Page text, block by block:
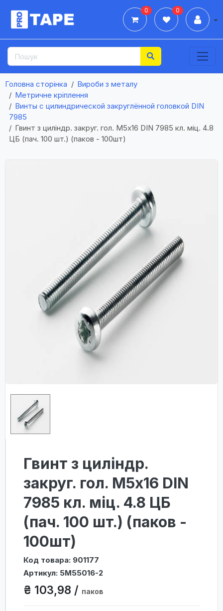
0 0
Головна сторінка
Вироби з металу
Метричне кріплення
Винты с цилиндрической закруглённой головкой DIN
7985
Гвинт з циліндр. закруг. гол. М5х16 DIN 7985 кл. міц. 4.8
ЦБ (пач. 100 шт.) (паков - 100шт)
Гвинт з циліндр.
закруг. гол. М5х16 DIN
7985 кл. міц. 4.8 ЦБ
(пач. 100 шт.) (паков -
100шт)
Код товара: 901177
Артикул: 5M55016-2
₴ 103,98 / паков